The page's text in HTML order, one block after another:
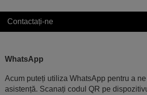
Contactați-ne
WhatsApp
Acum puteți utiliza WhatsApp pentru a
asistență. Scanați codul QR pe